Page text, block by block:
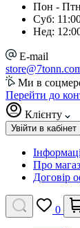
Пон -
Суб:
Нед:
E-mail
Ми в
Перейти до
Клієнту
Увійти в кабінет
Про
Договір
0